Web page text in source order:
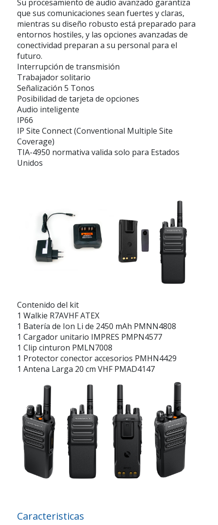
Su procesamiento de audio avanzado garantiza
que sus comunicaciones sean fuertes y claras,
mientras su diseño robusto está preparado para
entornos hostiles, y las opciones avanzadas de
conectividad preparan a su personal para el
futuro.
Interrupción de transmisión
Trabajador solitario
Señalización 5 Tonos
Posibilidad de tarjeta de opciones
Audio inteligente
IP66
IP Site Connect (Conventional Multiple Site
Coverage)
TIA-4950 normativa valida solo para Estados
Unidos
Contenido del kit
1 Walkie R7AVHF ATEX
1 Batería de Ion Li de 2450 mAh PMNN4808
1 Cargador unitario IMPRES PMPN4577
1 Clip cinturon PMLN7008
1 Protector conector accesorios PMHN4429
1 Antena Larga 20 cm VHF PMAD4147
Caracteristicas